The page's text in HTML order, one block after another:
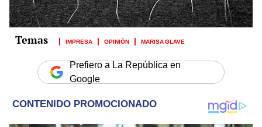
IMPRESA OPINIÓN MARISA GLAVE
Prefiero a La República en
Google